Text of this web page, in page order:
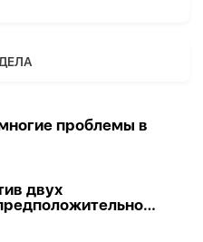
проблемы в
двух
помощь Ирану